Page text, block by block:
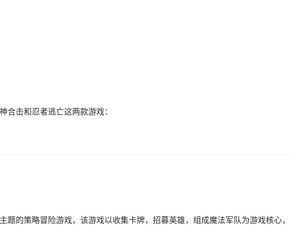
合击和忍者逃亡这两款游戏：
题的策略冒险游戏，该游戏以收集卡牌，招募英雄，组成魔法军队为游戏核心